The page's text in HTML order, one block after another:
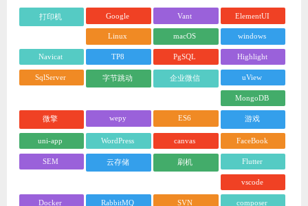
打印机 Google Vant ElementUI
Linux macOS windows
Navicat TP8 PgSQL Highlight
SqlServer 字节跳动 企业微信 uView
MongoDB
微擎 wepy ES6 游戏
uni-app WordPress canvas FaceBook
SEM 云存储 刷机 Flutter
vscode
Docker RabbitMQ SVN composer